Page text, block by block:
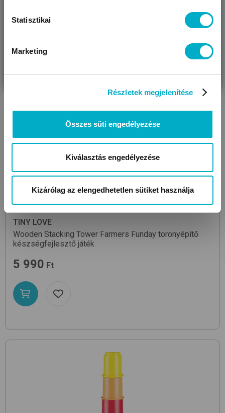
Statisztikai
Marketing
Részletek megjelenítése
Összes süti engedélyezése
Kiválasztás engedélyezése
Kizárólag az elengedhetetlen sütiket használja
TINY LOVE
Wooden Stacking Tower Farmers Funday toronyépítő
készségfejlesztő játék
5 990 Ft
VÁRANDÓS
AJÁNDÉKOT